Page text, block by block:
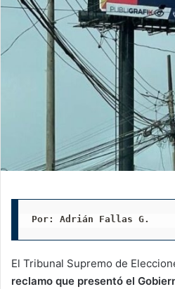
Por: Adrián Fallas G.
El Tribunal Supremo de
reclamo que presentó el